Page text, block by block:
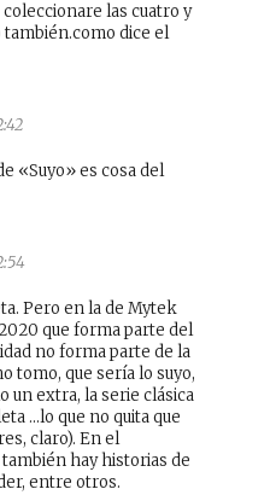
las cuatro y
dice el
«Suyo» es cosa del
Pero en la de Mytek
que forma parte del
no forma parte de la
tomo, que sería lo suyo,
un extra, la serie clásica
…lo que no quita que
claro). En el
hay historias de
entre otros.